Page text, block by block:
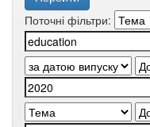
Поточні фільтри: